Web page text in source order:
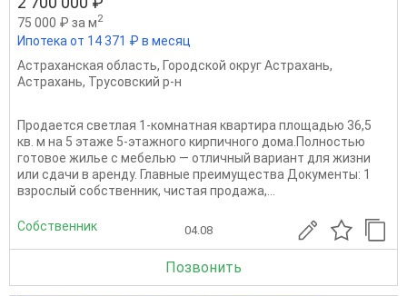
75 000 ₽ за м2
Ипотека от 14 371 ₽ в месяц
Астраханская область, Городской округ Астрахань,
Астрахань, Трусовский р-н
Продается светлая 1-комнатная квартира площадью 36,5
кв. м на 5 этаже 5-этажного кирпичного дома.Полностью
готовое жилье с мебелью — отличный вариант для жизни
или сдачи в аренду. Главные преимущества Документы: 1
взрослый собственник, чистая продажа,...
Собственник 04.08
Позвонить